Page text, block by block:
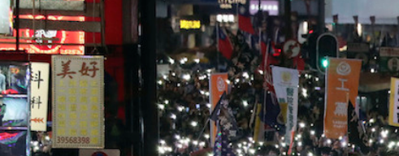
Altrecose
Mondiali calcio 2026